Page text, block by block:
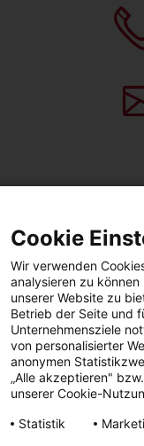
Cookie
Wir verwenden
analysieren zu
unserer Website zu
Betrieb der Seite und
Unternehmensziele
von personalisierter
anonymen
„Alle akzeptieren"
unserer Cookie-
Statistik